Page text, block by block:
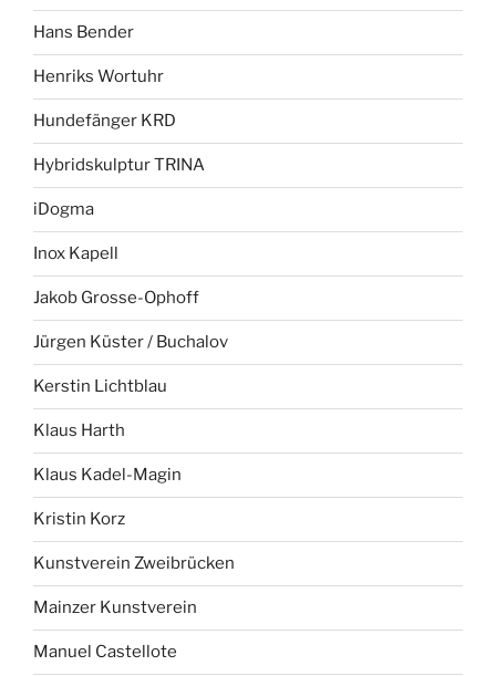
Hans Bender
Henriks Wortuhr
Hundefänger KRD
Hybridskulptur TRINA
iDogma
Inox Kapell
Jakob Grosse-Ophoff
Jürgen Küster / Buchalov
Kerstin Lichtblau
Klaus Harth
Klaus Kadel-Magin
Kristin Korz
Kunstverein Zweibrücken
Mainzer Kunstverein
Manuel Castellote